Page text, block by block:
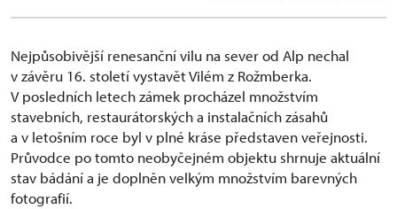
Nejpůsobivější renesanční vilu na sever od Alp nechal
v závěru 16. století vystavět Vilém z Rožmberka.
V posledních letech zámek procházel množstvím
stavebních, restaurátorských a instalačních zásahů
a v letošním roce byl v plné kráse představen veřejnosti.
Průvodce po tomto neobyčejném objektu shrnuje aktuální
stav bádání a je doplněn velkým množstvím barevných
fotografií.